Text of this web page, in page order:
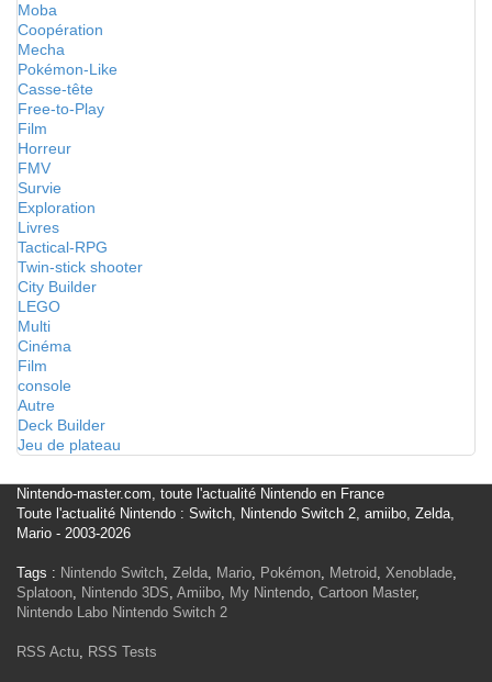
Moba
Coopération
Mecha
Pokémon-Like
Casse-tête
Free-to-Play
Film
Horreur
FMV
Survie
Exploration
Livres
Tactical-RPG
Twin-stick shooter
City Builder
LEGO
Multi
Cinéma
Film
console
Autre
Deck Builder
Jeu de plateau
Nintendo-master.com, toute l'actualité Nintendo en France
Toute l'actualité Nintendo : Switch, Nintendo Switch 2, amiibo, Zelda,
Mario - 2003-2026
Tags : Nintendo Switch, Zelda, Mario, Pokémon, Metroid, Xenoblade,
Splatoon, Nintendo 3DS, Amiibo, My Nintendo, Cartoon Master,
Nintendo Labo Nintendo Switch 2
RSS Actu, RSS Tests